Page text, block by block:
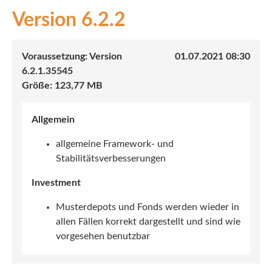
INEX
Leben
Investment
6.2.2
01.07.2021 08:30
6.2.1.35545
123,77 MB
Allgemein
allgemeine Framework- und
Stabilitätsverbesserungen
Investment
Musterdepots und Fonds werden wieder in
allen Fällen korrekt dargestellt und sind wie
vorgesehen benutzbar